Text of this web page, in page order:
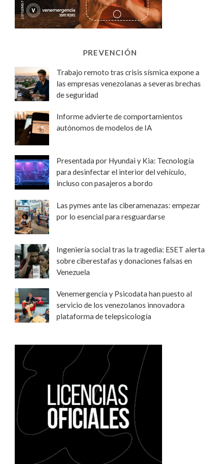
PREVENCIÓN
Trabajo remoto tras crisis sísmica expone a
las empresas venezolanas a severas brechas
de seguridad
Informe advierte de comportamientos
autónomos de modelos de IA
Presentada por Hyundai y Kia: Tecnología
para desinfectar el interior del vehículo,
incluso con pasajeros a bordo
Las pymes ante las ciberamenazas: empezar
por lo esencial para resguardarse
Ingeniería social tras la tragedia: ESET alerta
sobre ciberestafas y donaciones falsas en
Venezuela
Venemergencia y Psicodata han puesto al
servicio de los venezolanos innovadora
plataforma de telepsicología